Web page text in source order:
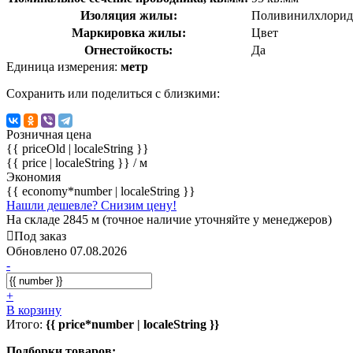
Изоляция жилы:
Маркировка жилы:
Цвет
Огнестойкость:
Да
Единица измерения: метр
Сохранить или поделиться с близкими:
Розничная цена
{{ priceOld | localeString }}
{{ price | localeString }} / м
Экономия
{{ economy*number | localeString }}
Нашли дешевле? Снизим цену!
На складе 2845 м (точное наличие уточняйте у менеджеров)
Под заказ
Обновлено 07.08.2026
-
+
В корзину
Итого: {{ price*number | localeString }}